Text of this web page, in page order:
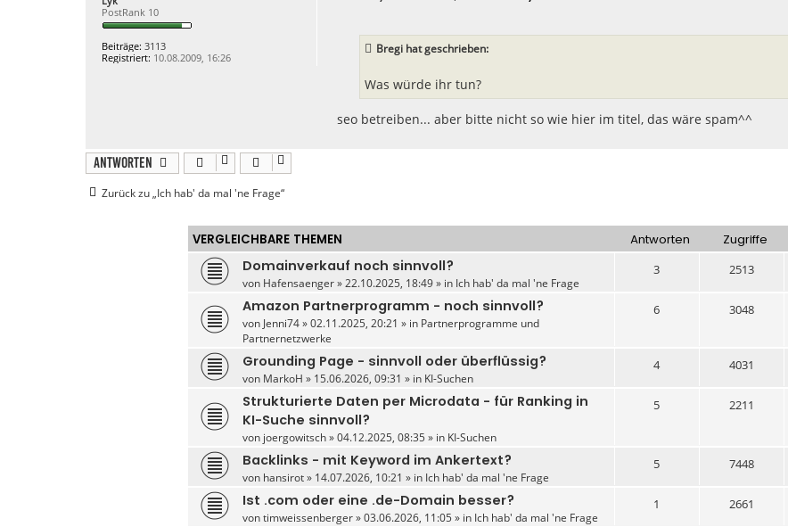
PostRank 10
Beiträge: 3113
Registriert: 10.08.2009, 16:26
Bregi hat geschrieben:
Was würde ihr tun?
seo betreiben... aber bitte nicht so wie hier im titel, das wäre spam^^
Antworten
Zurück zu „Ich hab' da mal 'ne Frage“
VERGLEICHBARE THEMEN Antworten Zugriffe
Domainverkauf noch sinnvoll?
von Hafensaenger» 22.10.2025, 18:49 » in Ich hab' da mal 'ne Frage
3 2513
Amazon Partnerprogramm - noch sinnvoll?
von Jenni74» 02.11.2025, 20:21 » in Partnerprogramme und
Partnernetzwerke
6 3048
Grounding Page - sinnvoll oder überflüssig?
von MarkoH » 15.06.2026, 09:31 » in KI-Suchen
4 4031
Strukturierte Daten per Microdata - für Ranking in
KI-Suche sinnvoll?
von joergowitsch» 04.12.2025, 08:35 » in KI-Suchen
5 2211
Backlinks - mit Keyword im Ankertext?
von hansirot» 14.07.2026, 10:21 » in Ich hab' da mal 'ne Frage
5 7448
Ist .com oder eine .de-Domain besser?
vontimweissenberger» 03.06.2026, 11:05 » in Ich hab' da mal 'ne Frage
1 2661